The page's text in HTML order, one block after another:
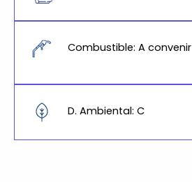
Combustible: A convenir
D. Ambiental: C